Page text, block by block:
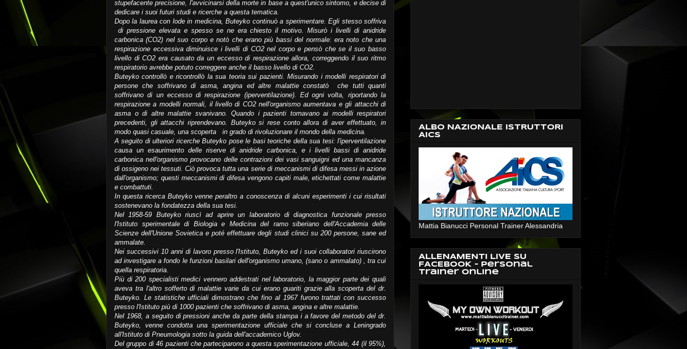
stupefacente precisione, l'avvicinarsi della morte in base a quest'unico sintomo, e decise di
dedicare i suoi futuri studi e ricerche a questa tematica.
Dopo la laurea con lode in medicina, Buteyko continuò a sperimentare. Egli stesso soffriva
di pressione elevata e spesso se ne era chiesto il motivo. Misurò i livelli di anidride
carbonica (CO2) nel suo corpo e notò che erano più bassi del normale: era noto che una
respirazione eccessiva diminuisce i livelli di CO2 nel corpo e pensò che se il suo basso
livello di CO2 era causato da un eccesso di respirazione allora, correggendo il suo ritmo
respiratorio avrebbe potuto correggere anche il basso livello di CO2.
Buteyko controllò e ricontrollò la sua teoria sui pazienti. Misurando i modelli respiratori di
persone che soffrivano di asma, angina ed altre malattie constatò che tutti quanti
soffrivano di un eccesso di respirazione (iperventilazione). Ed ogni volta, riportando la
respirazione a modelli normali, il livello di CO2 nell'organismo aumentava e gli attacchi di
asma o di altre malattie svanivano. Quando i pazienti tornavano ai modelli respiratori
precedenti, gli attacchi riprendevano. Buteyko si rese conto allora di aver effettuato, in
modo quasi casuale, una scoperta in grado di rivoluzionare il mondo della medicina.
A seguito di ulteriori ricerche Buteyko pose le basi teoriche della sua tesi: l'iperventilazione
causa un esaurimento delle riserve di anidride carbonica, e i livelli bassi di anidride
carbonica nell'organismo provocano delle contrazioni dei vasi sanguigni ed una mancanza
di ossigeno nei tessuti. Ciò provoca tutta una serie di meccanismi di difesa messi in azione
dall'organismo; questi meccanismi di difesa vengono capiti male, etichettati come malattie
e combattuti.
In questa ricerca Buteyko venne peraltro a conoscenza di alcuni esperimenti i cui risultati
sostenevano la fondatezza della sua tesi.
Nel 1958-59 Buteyko riuscì ad aprire un laboratorio di diagnostica funzionale presso
l'Istituto sperimentale di Biologia e Medicina del ramo siberiano dell'Accademia delle
Scienze dell'Unione Sovietica e poté effettuare degli studi clinici su 200 persone, sane ed
ammalate.
Nei successivi 10 anni di lavoro presso l'Istituto, Buteyko ed i suoi collaboratori riuscirono
ad investigare a fondo le funzioni basilari dell'organismo umano, (sano o ammalato) , tra cui
quella respiratoria.
Più di 200 specialisti medici vennero addestrati nel laboratorio, la maggior parte dei quali
aveva tra l'altro sofferto di malattie varie da cui erano guariti grazie alla scoperta del dr.
Buteyko. Le statistiche ufficiali dimostrano che fino al 1967 furono trattati con successo
presso l'Istituto più di 1000 pazienti che soffrivano di asma, angina e altre malattie.
Nel 1968, a seguito di pressioni anche da parte della stampa i a favore del metodo del dr.
Buteyko, venne condotta una sperimentazione ufficiale che si concluse a Leningrado
all'Istituto di Pneumologia sotto la guida dell'accademico Uglov.
Del gruppo di 46 pazienti che parteciparono a questa sperimentazione ufficiale, 44 (il 95%),
ALBO NAZIONALE ISTRUTTORI
AICS
Mattia Bianucci Personal Trainer Alessandria
ALLENAMENTI LIVE SU
FACEBOOK - Personal
Trainer Online